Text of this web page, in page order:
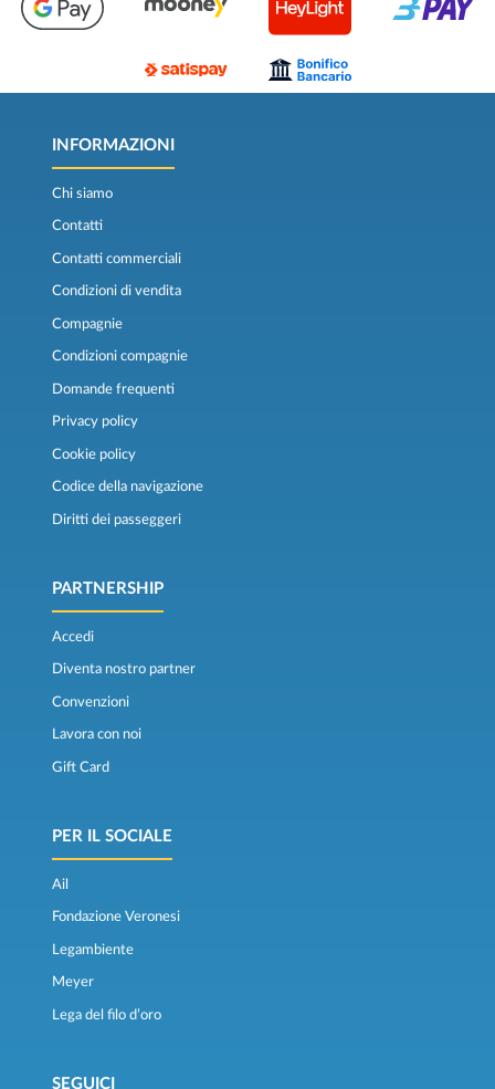
INFORMAZIONI
Chi siamo
Contatti
Contatti commerciali
Condizioni di vendita
Compagnie
Condizioni compagnie
Domande frequenti
Privacy policy
Cookie policy
Codice della navigazione
Diritti dei passeggeri
PARTNERSHIP
Accedi
Diventa nostro partner
Convenzioni
Lavora con noi
Gift Card
PER IL SOCIALE
Ail
Fondazione Veronesi
Legambiente
Meyer
Lega del filo d’oro
SEGUICI